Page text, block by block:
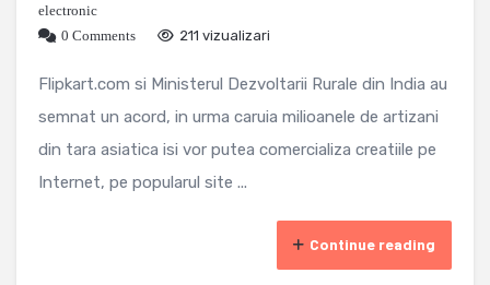
electronic
0 Comments
211 vizualizari
Flipkart.com si Ministerul Dezvoltarii Rurale din India au
semnat un acord, in urma caruia milioanele de artizani
din tara asiatica isi vor putea comercializa creatiile pe
Internet, pe popularul site ...
Continue reading